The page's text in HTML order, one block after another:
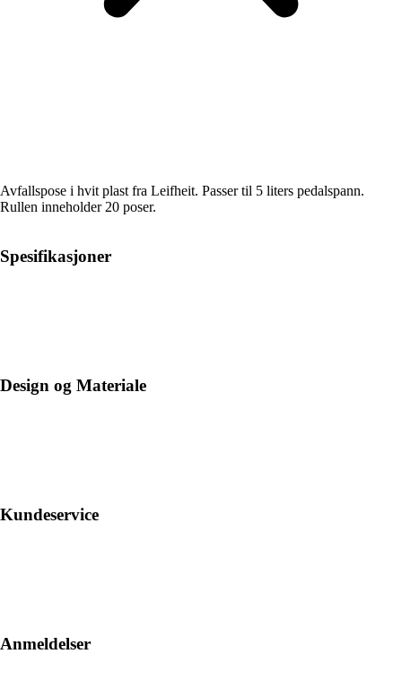
Avfallspose i hvit plast fra Leifheit. Passer til 5 liters pedalspann.
Rullen inneholder 20 poser.
Spesifikasjoner
Design og Materiale
Kundeservice
Anmeldelser